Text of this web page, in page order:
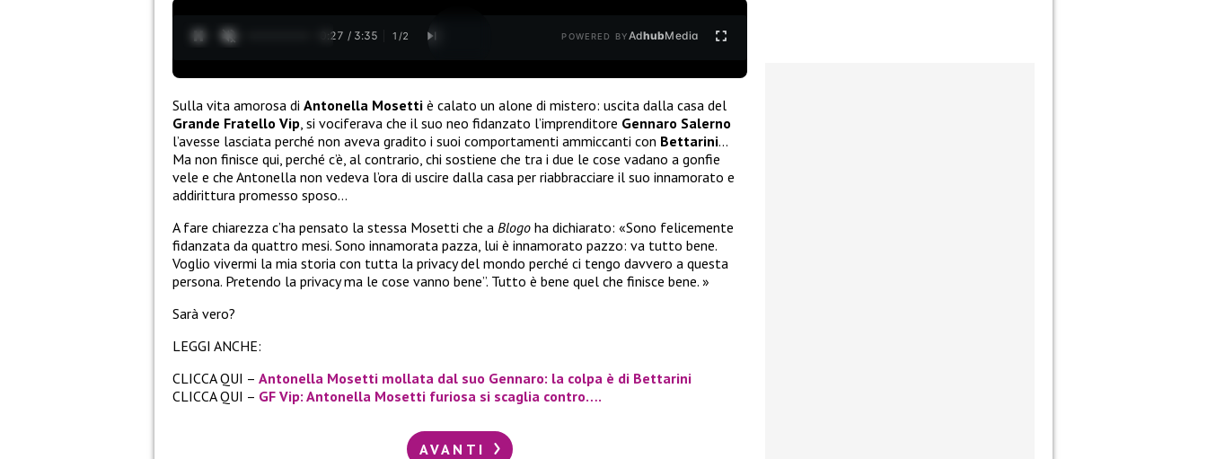
0:28 / 3:35 1 /2 POWERED BYAdhubMedia
Sulla vita amorosa di Antonella Mosetti è calato un alone di mistero: uscita dalla casa del
Grande Fratello Vip , si vociferava che il suo neo fidanzato l’imprenditore Gennaro Salerno
l’avesse lasciata perché non aveva gradito i suoi comportamenti ammiccanti con Bettarini…
Ma non finisce qui, perché c’è, al contrario, chi sostiene che tra i due le cose vadano a gonfie
vele e che Antonella non vedeva l’ora di uscire dalla casa per riabbracciare il suo innamorato e
addirittura promesso sposo…
A fare chiarezza c’ha pensato la stessa Mosetti che a Blogo ha dichiarato: «Sono felicemente
fidanzata da quattro mesi. Sono innamorata pazza, lui è innamorato pazzo: va tutto bene.
Voglio vivermi la mia storia con tutta la privacy del mondo perché ci tengo davvero a questa
persona. Pretendo la privacy ma le cose vanno bene”. Tutto è bene quel che finisce bene. »
Sarà vero?
LEGGI ANCHE:
CLICCA QUI – Antonella Mosetti mollata dal suo Gennaro: la colpa è di Bettarini
CLICCA QUI – GF Vip: Antonella Mosetti furiosa si scaglia contro….
AVANTI